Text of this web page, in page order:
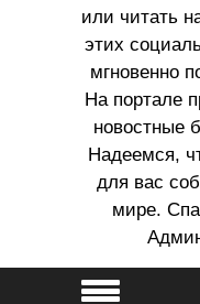
или читать
этих
мгновенно
На портале
новостные
Надеемся,
для вас
мире.